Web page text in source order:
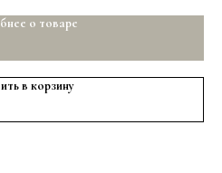
о товаре
в корзину